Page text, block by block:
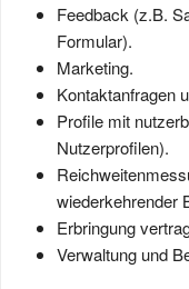
Feedback (z.B.
Formular).
Marketing.
Kontaktanfragen
Profile mit
Nutzerprofilen).
wiederkehrender
Erbringung
Verwaltung und